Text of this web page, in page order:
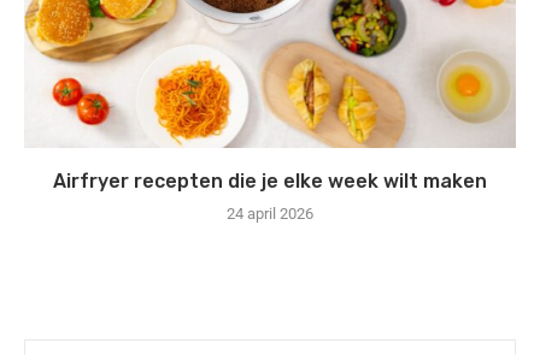
Airfryer recepten die je elke week wilt maken
24 april 2026